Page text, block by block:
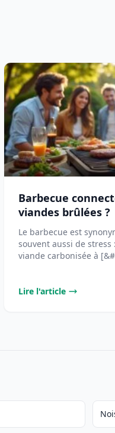
Barbecue
viandes brûlées ?
Le barbecue est
souvent aussi de
viande carbonisée à
Lire l'article